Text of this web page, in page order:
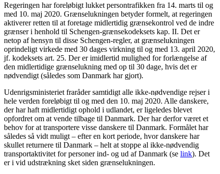
Regeringen har foreløbigt lukket persontrafikken fra 14. marts til og
med 10. maj 2020. Grænselukningen betyder formelt, at regeringen
aktiverer retten til at foretage midlertidig grænsekontrol ved de indre
grænser i henhold til Schengen-grænsekodeksets kap. II. Det er
netop af hensyn til disse Schengen-regler, at grænselukningen
oprindeligt virkede med 30 dages virkning til og med 13. april 2020,
jf. kodeksets art. 25. Der er imidlertid mulighed for forlængelse af
den midlertidige grænselukning med op til 30 dage, hvis det er
nødvendigt (således som Danmark har gjort).
Udenrigsministeriet fraråder samtidigt alle ikke-nødvendige rejser i
hele verden foreløbigt til og med den 10. maj 2020. Alle danskere,
der har haft midlertidigt ophold i udlandet, er ligeledes blevet
opfordret om at vende tilbage til Danmark. Der har derfor været et
behov for at transportere visse danskere til Danmark. Formålet har
således så vidt muligt – efter en kort periode, hvor danskere har
skullet returnere til Danmark – helt at stoppe al ikke-nødvendig
transportaktivitet for personer ind- og ud af Danmark (se link). Det
er i vid udstrækning sket siden grænselukningen.